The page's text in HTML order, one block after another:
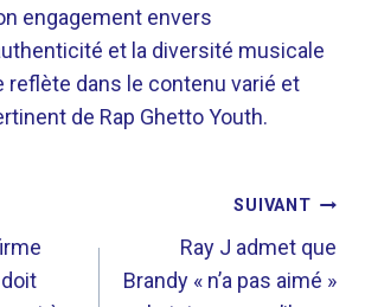
engagement envers
et la diversité musicale
reflète dans le contenu varié et
de Rap Ghetto Youth.
SUIVANT
Ray J admet que
Brandy « n’a pas aimé »